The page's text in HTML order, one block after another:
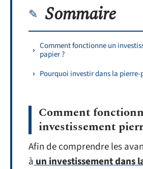
Sommaire
Comment fonctionne un
papier ?
Pourquoi investir dans la pierre-
Comment
investissement
Afin de comprendre les
àun investissement dans